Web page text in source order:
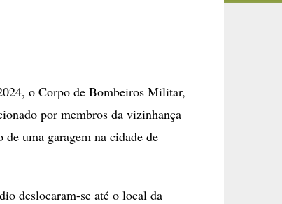
o Corpo de Bombeiros Militar,
por membros da vizinhança
uma garagem na cidade de
deslocaram-se até o local da